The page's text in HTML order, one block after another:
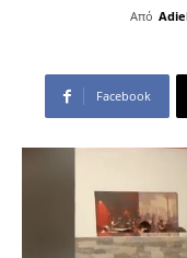
Από
Facebook